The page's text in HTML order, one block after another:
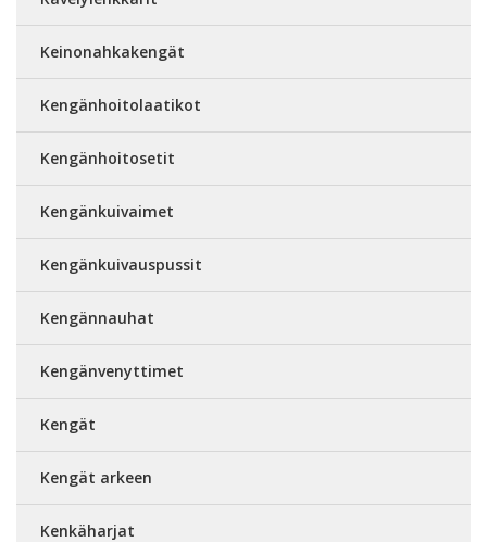
Keinonahkakengät
Kengänhoitolaatikot
Kengänhoitosetit
Kengänkuivaimet
Kengänkuivauspussit
Kengännauhat
Kengänvenyttimet
Kengät
Kengät arkeen
Kenkäharjat